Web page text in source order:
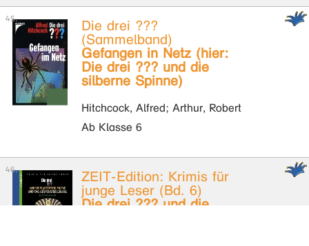
Die drei ???
(Sammelband)
Gefangen in Netz (hier:
Die drei ??? und die
silberne Spinne)
Hitchcock, Alfred; Arthur, Robert
Ab Klasse 6
ZEIT-Edition: Krimis für
junge Leser (Bd. 6)
Die drei ??? und die